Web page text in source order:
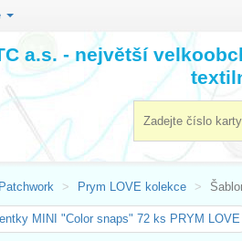
a.s. - největší
Patchwork Prym LOVE kolekce
MINI "Color snaps" 72 ks PRYM LOVE